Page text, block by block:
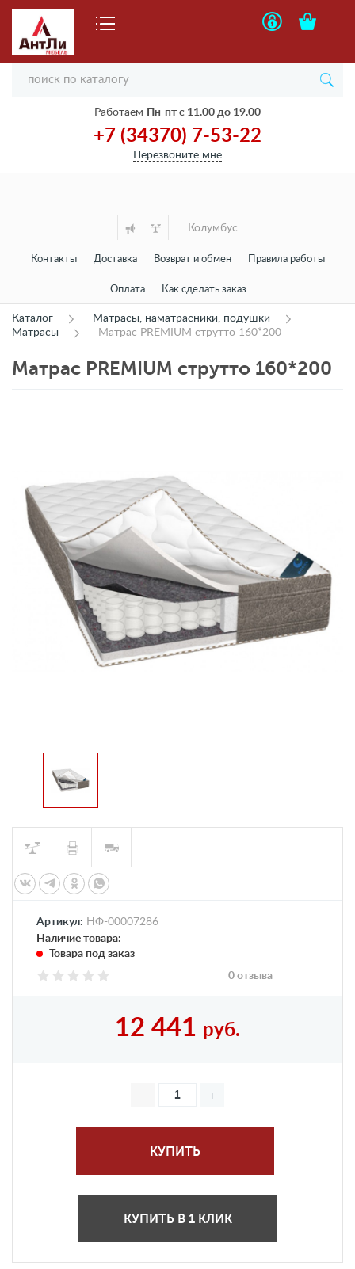
Работаем Пн-пт с 11.00 до 19.00
+7 (34370) 7-53-22
Перезвоните мне
Колумбус
Контакты Доставка Возврат и обмен Правила работы
Оплата Как сделать заказ
Каталог
Матрасы, наматрасники, подушки
Матрасы
Матрас PREMIUM струтто 160*200
Матрас PREMIUM струтто 160*200
Артикул: НФ-00007286
Наличие товара:
Товара под заказ
0 отзыва
12 441 руб.
КУПИТЬ
КУПИТЬ В 1 КЛИК